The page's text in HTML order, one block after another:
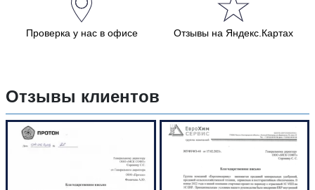
Проверка у нас в офисе Отзывы на Яндекс.Картах
Отзывы клиентов